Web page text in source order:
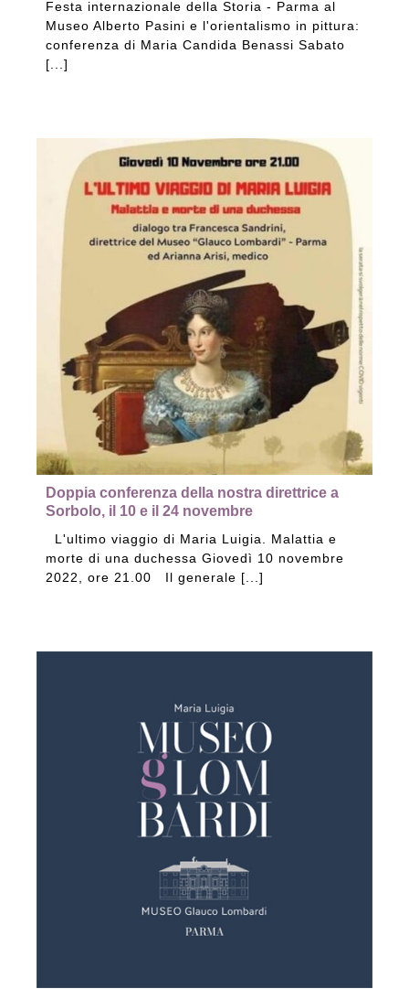
Festa internazionale della Storia - Parma al
Museo Alberto Pasini e l'orientalismo in pittura:
conferenza di Maria Candida Benassi Sabato
[...]
Doppia conferenza della nostra direttrice a
Sorbolo, il 10 e il 24 novembre
L'ultimo viaggio di Maria Luigia. Malattia e
morte di una duchessa Giovedì 10 novembre
2022, ore 21.00 Il generale [...]